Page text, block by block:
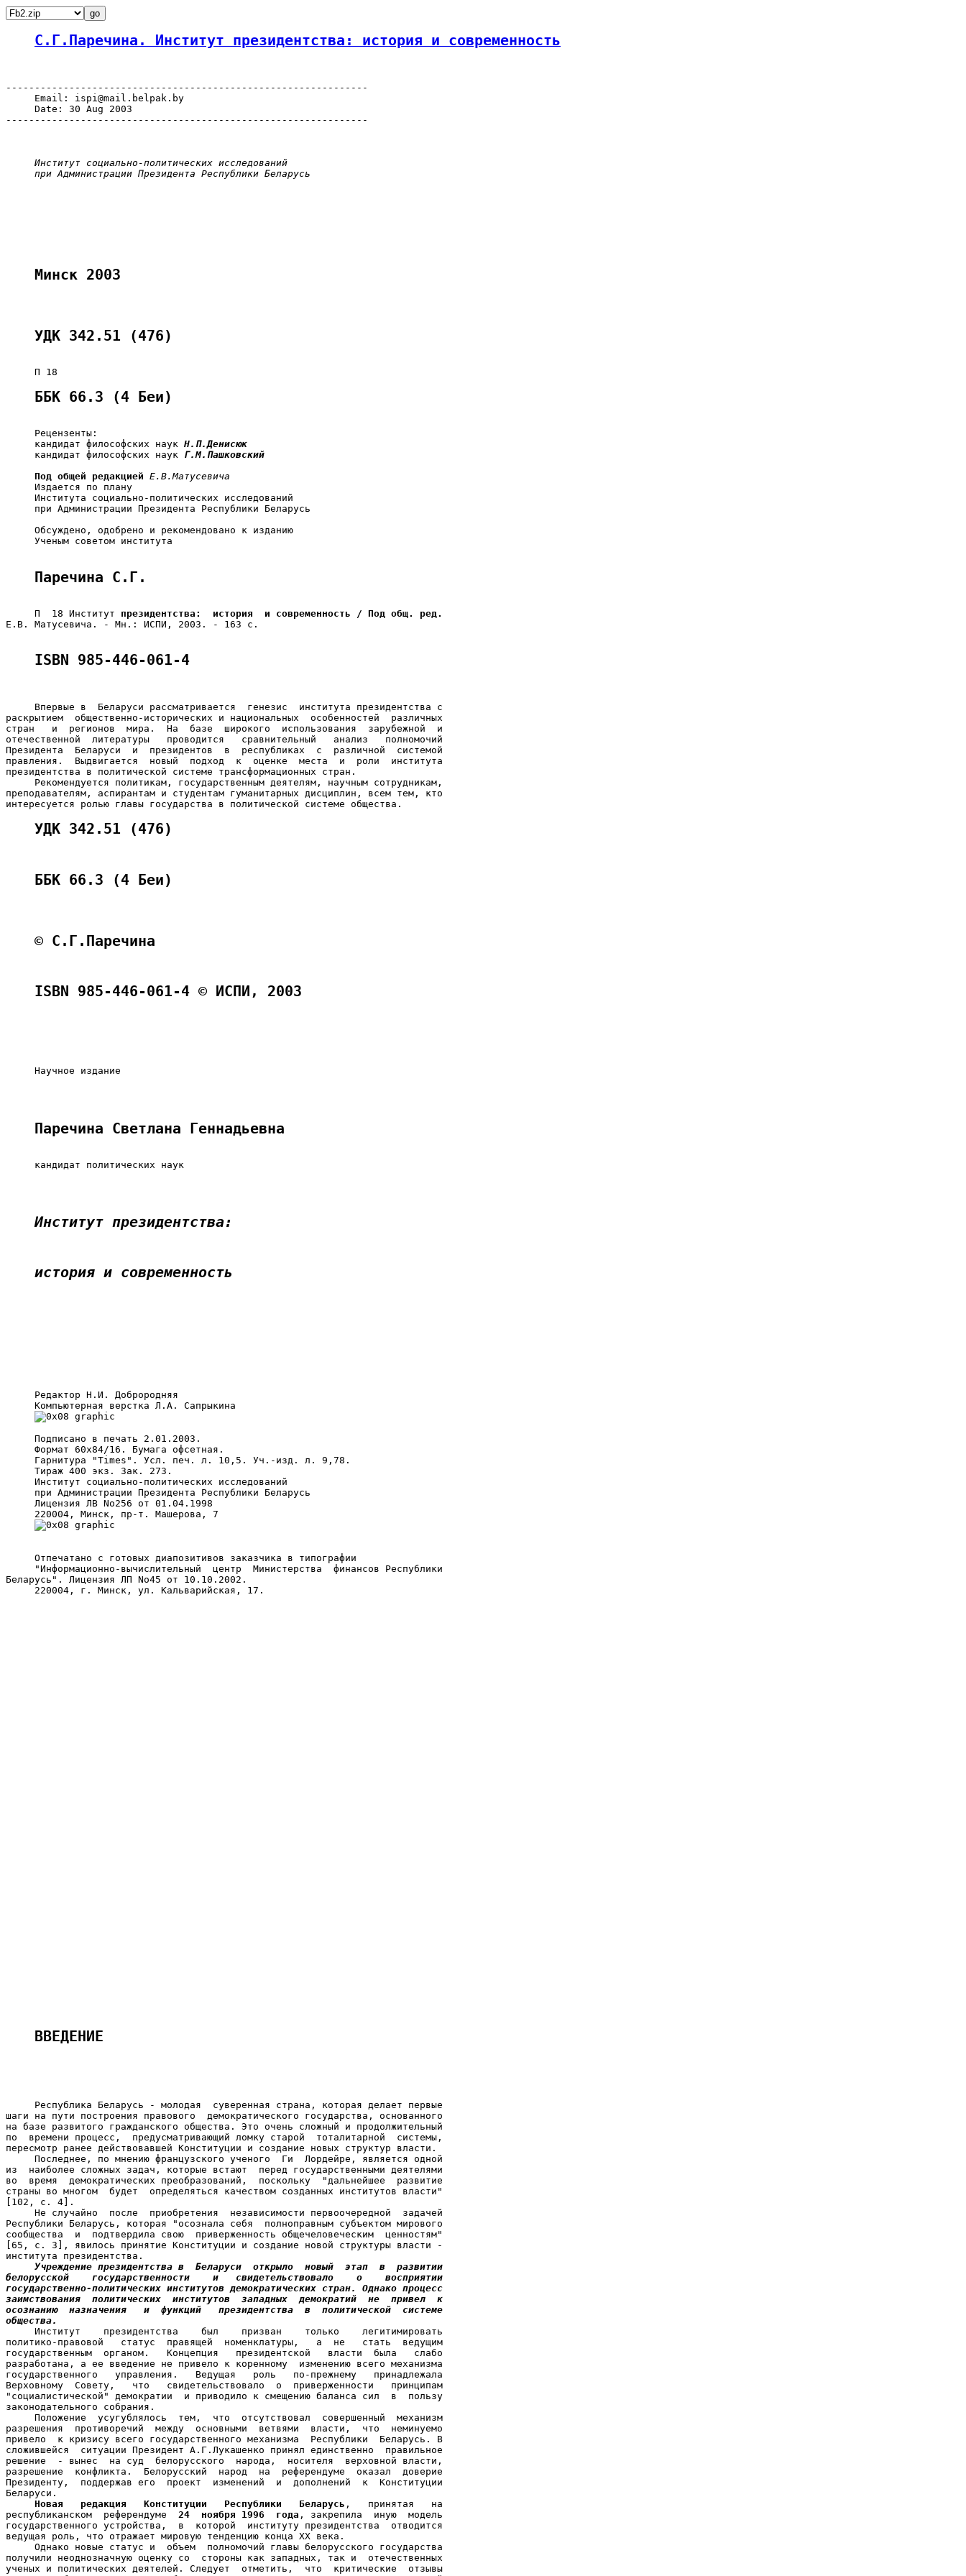
С.Г.Паречина. Институт президентства: история и современность
---------------------------------------------------------------
     Email: ispi@mail.belpak.by
     Date: 30 Aug 2003
---------------------------------------------------------------
Институт социально-политических исследований
при Администрации Президента Республики Беларусь
Минск 2003
УДК 342.51 (476)
ББК 66.3 (4 Беи)
     Рецензенты:
     кандидат философских наук
Н.П.Денисюк
     кандидат философских наук
Г.М.Пашковский
Под общей редакцией Е.В.Матусевича
     Издается по плану
     Института социально-политических исследований
     при Администрации Президента Республики Беларусь
     Обсуждено, одобрено и рекомендовано к изданию
     Ученым советом института
Паречина С.Г.
     П  18 Институт
президентства:  история  и современность / Под общ. ред.
Е.В. Матусевича. - Мн.: ИСПИ, 2003. - 163 с.
ISBN 985-446-061-4
     Впервые в  Беларуси рассматривается  генезис  института президентства с
раскрытием  общественно-исторических и национальных  особенностей  различных
стран   и  регионов  мира.  На  базе  широкого  использования  зарубежной  и
отечественной  литературы   проводится   сравнительный   анализ   полномочий
Президента  Беларуси  и  президентов  в  республиках  с  различной  системой
правления.  Выдвигается  новый  подход  к  оценке  места  и  роли  института
президентства в политической системе трансформационных стран.
     Рекомендуется политикам, государственным деятелям, научным сотрудникам,
преподавателям, аспирантам и студентам гуманитарных дисциплин, всем тем, кто
УДК 342.51 (476)
ББК 66.3 (4 Беи)
© С.Г.Паречина
ISBN 985-446-061-4 © ИСПИ, 2003
     Научное издание
Паречина Светлана Геннадьевна
     кандидат политических наук
Институт президентства:
история и современность
     Редактор Н.И. Доброродняя
     Компьютерная верстка Л.А. Сапрыкина
     Подписано в печать 2.01.2003.
     Формат 60x84/16. Бумага офсетная.
     Гарнитура "Times". Усл. печ. л. 10,5. Уч.-изд. л. 9,78.
     Тираж 400 экз. Зак. 273.
     Институт социально-политических исследований
     при Администрации Президента Республики Беларусь
     Лицензия ЛВ No256 от 01.04.1998
     220004, Минск, пр-т. Машерова, 7
     Отпечатано с готовых диапозитивов заказчика в типографии
     "Информационно-вычислительный  центр  Министерства  финансов Республики
Беларусь". Лицензия ЛП No45 от 10.10.2002.
     220004, г. Минск, ул. Кальварийская, 17.
ВВЕДЕНИЕ
     Республика Беларусь - молодая  суверенная страна, которая делает первые
шаги на пути построения правового  демократического государства, основанного
на базе развитого гражданского общества. Это очень сложный и продолжительный
по  времени процесс,  предусматривающий ломку старой  тоталитарной  системы,
пересмотр ранее действовавшей Конституции и создание новых структур власти.
     Последнее, по мнению французского ученого  Ги  Лордейре, является одной
из  наиболее сложных задач, которые встают  перед государственными деятелями
во  время  демократических преобразований,  поскольку  "дальнейшее  развитие
страны во многом  будет  определяться качеством созданных институтов власти"
[102, с. 4].
     Не случайно  после  приобретения  независимости первоочередной  задачей
Республики Беларусь, которая "осознала себя  полноправным субъектом мирового
сообщества  и  подтвердила свою  приверженность общечеловеческим  ценностям"
[65, с. 3], явилось принятие Конституции и создание новой структуры власти -
института президентства.
Учреждение президентства в  Беларуси  открыло  новый  этап  в  развитии
белорусской    государственности    и   свидетельствовало    о    восприятии
государственно-политических институтов демократических стран. Однако процесс
заимствования  политических  институтов  западных  демократий  не  привел  к
осознанию  назначения   и  функций   президентства  в  политической  системе
общества.
Институт    президентства    был    призван    только    легитимировать
политико-правовой   статус  правящей  номенклатуры,   а  не   стать  ведущим
государственным  органом.   Концепция   президентской   власти  была   слабо
разработана, а ее введение не привело к коренному  изменению всего механизма
государственного   управления.   Ведущая   роль   по-прежнему   принадлежала
Верховному  Совету,   что   свидетельствовало  о  приверженности   принципам
"социалистической" демократии  и приводило к смещению баланса сил  в  пользу
законодательного собрания.
     Положение  усугублялось  тем,  что  отсутствовал  совершенный  механизм
разрешения  противоречий  между  основными  ветвями  власти,  что  неминуемо
привело  к кризису всего государственного механизма  Республики  Беларусь. В
сложившейся  ситуации Президент А.Г.Лукашенко принял единственно  правильное
решение  - вынес  на суд  белорусского  народа,  носителя  верховной власти,
разрешение  конфликта.  Белорусский  народ  на  референдуме  оказал  доверие
Президенту,  поддержав его  проект  изменений  и  дополнений  к  Конституции
Беларуси.
Новая   редакция   Конституции   Республики   Беларусь ,   принятая   на
республиканском  референдуме 24  ноября 1996  года , закрепила  иную  модель
государственного устройства,  в  которой  институту президентства  отводится
ведущая роль, что отражает мировую тенденцию конца XX века.
     Однако новые статус и  объем  полномочий главы белорусского государства
получили неоднозначную оценку со  стороны как западных, так и  отечественных
ученых и политических деятелей. Следует  отметить,  что  критические  отзывы